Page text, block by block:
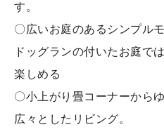
す。
〇広いお庭のあるシンプル
ドッグランの付いたお庭で
楽しめる
〇小上がり畳コーナーから
広々としたリビング。